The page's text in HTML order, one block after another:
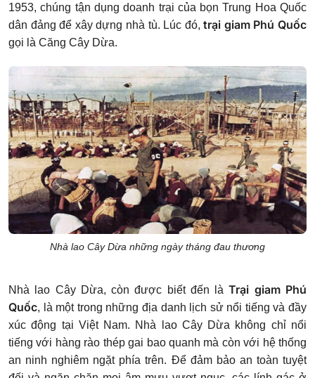
1953, chúng tận dụng doanh trại của bọn Trung Hoa Quốc
dân đảng để xây dựng nhà tù. Lúc đó,trại giam Phú Quốc
gọi là Căng Cây Dừa.
Nhà lao Cây Dừa những ngày tháng đau thương
Nhà lao Cây Dừa, còn được biết đến làTrại giam Phú
Quốc, là một trong những địa danh lịch sử nổi tiếng và đầy
xúc động tại Việt Nam. Nhà lao Cây Dừa không chỉ nổi
tiếng với hàng rào thép gai bao quanh mà còn với hệ thống
an ninh nghiêm ngặt phía trên. Để đảm bảo an toàn tuyệt